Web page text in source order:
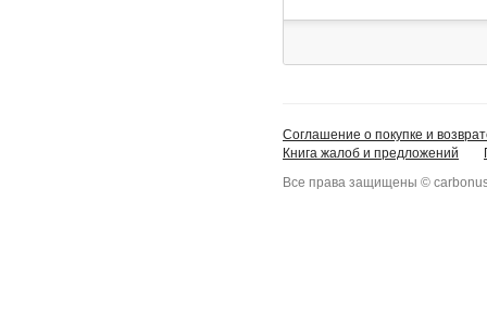
Соглашение о покупке и
Книга жалоб и предложений
Все права защищены ©